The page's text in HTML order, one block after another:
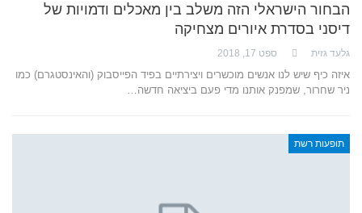
הבחור הישראלי הזה משלב בין מאכלים ודמויות של
דיסני בסדרת איורים מצחיקה
גלעד גזית ספט 17, 2018
איזה כיף שיש לנו אנשים מוכשרים ויצירתיים בפיד הפייסבוק (והאינסטגרם) כמו
ניר שחרור, שמפנק אותנו מדי פעם ביציאה חדשה…
תופעות רשת